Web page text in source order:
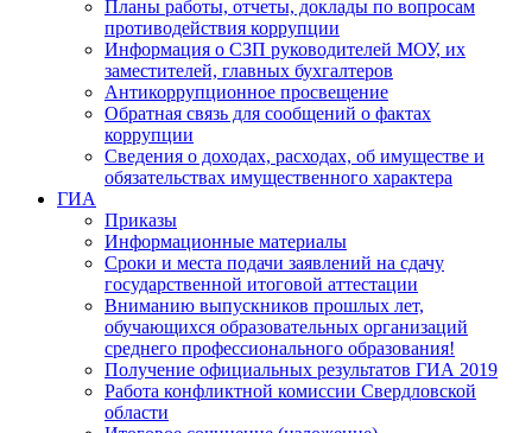
Планы работы, отчеты, доклады по вопросам
противодействия коррупции
Информация о СЗП руководителей МОУ, их
заместителей, главных бухгалтеров
Антикоррупционное просвещение
Обратная связь для сообщений о фактах
коррупции
Сведения о доходах, расходах, об имуществе и
обязательствах имущественного характера
ГИА
Приказы
Информационные материалы
Сроки и места подачи заявлений на сдачу
государственной итоговой аттестации
Вниманию выпускников прошлых лет,
обучающихся образовательных организаций
среднего профессионального образования!
Получение официальных результатов ГИА 2019
Работа конфликтной комиссии Свердловской
области